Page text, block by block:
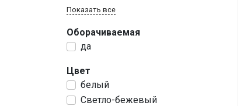
Показать все
Оборачиваемая
да
Цвет
белый
Светло-бежевый